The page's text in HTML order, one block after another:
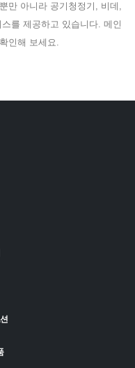
만 아니라 공기청정기, 비데,
를 제공하고 있습니다. 메인
인해 보세요.